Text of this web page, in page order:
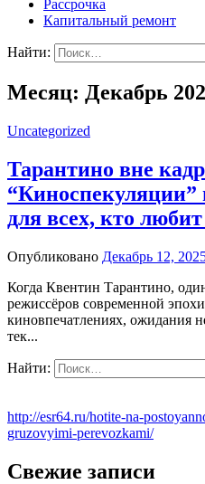
Рассрочка
Капитальный ремонт
Найти:
Месяц: Декабрь
Uncategorized
Тарантино вне
“Киноспекуляции”
для всех, кто
Опубликовано Декабрь 12,
Когда Квентин Тарантино,
режиссёров современной
киновпечатлениях, ожидания
тек...
Найти:
http://esr64.ru/hotite-na-
gruzovyimi-perevozkami/
Свежие записи